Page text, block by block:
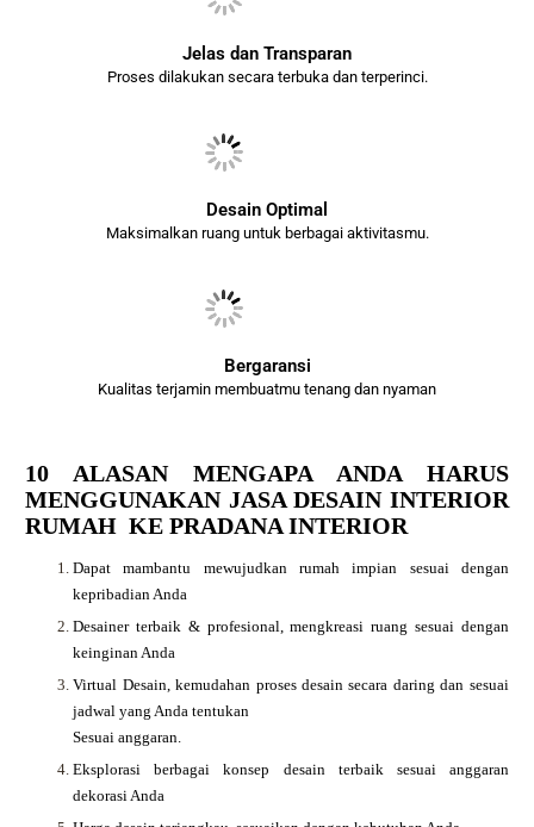
Jelas dan Transparan
Proses dilakukan secara terbuka dan terperinci.
Desain Optimal
Maksimalkan ruang untuk berbagai aktivitasmu.
Bergaransi
Kualitas terjamin membuatmu tenang dan nyaman
10 ALASAN MENGAPA ANDA HARUS
MENGGUNAKAN JASA DESAIN INTERIOR
RUMAH KE PRADANA INTERIOR
Dapat mambantu mewujudkan rumah impian sesuai dengan
kepribadian Anda
Desainer terbaik & profesional, mengkreasi ruang sesuai dengan
keinginan Anda
Virtual Desain, kemudahan proses desain secara daring dan sesuai
jadwal yang Anda tentukan
Sesuai anggaran.
Eksplorasi berbagai konsep desain terbaik sesuai anggaran
dekorasi Anda